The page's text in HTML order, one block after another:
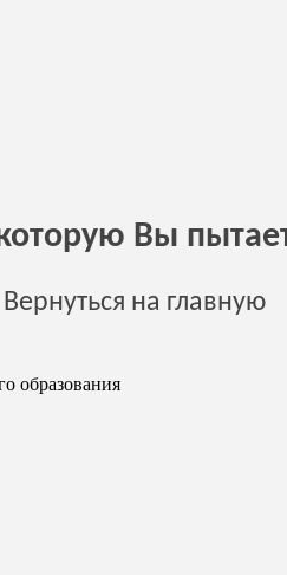
Вы
Вернуться на главную
образования